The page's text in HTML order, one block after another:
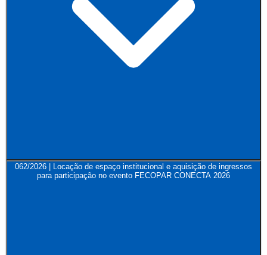
062/2026 | Locação de espaço institucional e aquisição de ingressos
para participação no evento FECOPAR CONECTA 2026